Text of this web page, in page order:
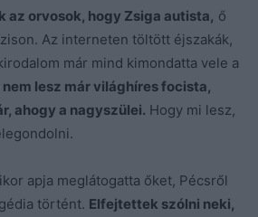
az orvosok, hogy Zsiga autista, ő
Az interneten töltött éjszakák,
már mind kimondatta vele a
nem lesz már világhíres focista,
ahogy a nagyszülei. Hogy mi lesz,
apja meglátogatta őket, Pécsről
történt. Elfejtettek szólni neki,